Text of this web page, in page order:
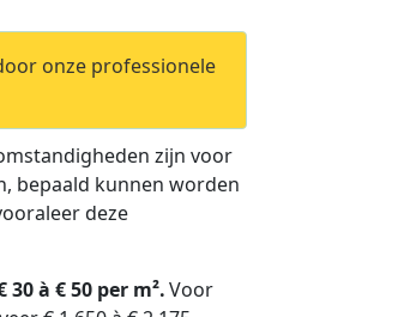
onze professionele
zijn voor
bepaald kunnen worden
deze
30 à € 50 per m².Voor